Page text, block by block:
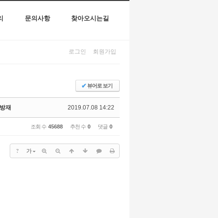
문의사항 찾아오시는길
로그인 회원가입
✔뷰어로 보기
2019.07.08 14:22
재
조회 수 45688 추천 수 0 댓글 0
? 가